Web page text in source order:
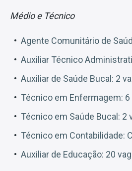
Médio e Técnico
Agente Comunitário de
Auxiliar Técnico
Auxiliar de Saúde Bucal: 2
Técnico em Enfermagem: 6
Técnico em Saúde Bucal: 2
Técnico em Contabilidade:
Auxiliar de Educação: 20